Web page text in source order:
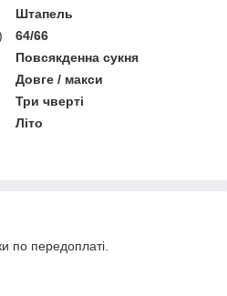
Штапель
64/66
Повсякденна сукня
Довге / макси
Три чверті
Літо
по передоплаті.